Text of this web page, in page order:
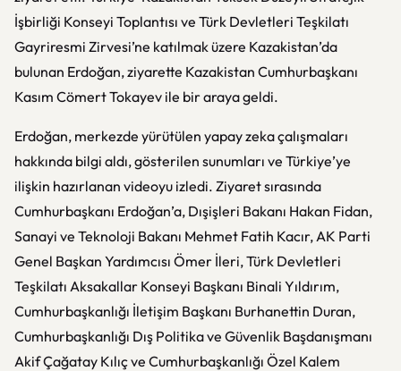
İşbirliği Konseyi Toplantısı ve Türk Devletleri Teşkilatı
Gayriresmi Zirvesi’ne katılmak üzere Kazakistan’da
bulunan Erdoğan, ziyarette Kazakistan Cumhurbaşkanı
Kasım Cömert Tokayev ile bir araya geldi.
Erdoğan, merkezde yürütülen yapay zeka çalışmaları
hakkında bilgi aldı, gösterilen sunumları ve Türkiye’ye
ilişkin hazırlanan videoyu izledi. Ziyaret sırasında
Cumhurbaşkanı Erdoğan’a, Dışişleri Bakanı Hakan Fidan,
Sanayi ve Teknoloji Bakanı Mehmet Fatih Kacır, AK Parti
Genel Başkan Yardımcısı Ömer İleri, Türk Devletleri
Teşkilatı Aksakallar Konseyi Başkanı Binali Yıldırım,
Cumhurbaşkanlığı İletişim Başkanı Burhanettin Duran,
Cumhurbaşkanlığı Dış Politika ve Güvenlik Başdanışmanı
Akif Çağatay Kılıç ve Cumhurbaşkanlığı Özel Kalem